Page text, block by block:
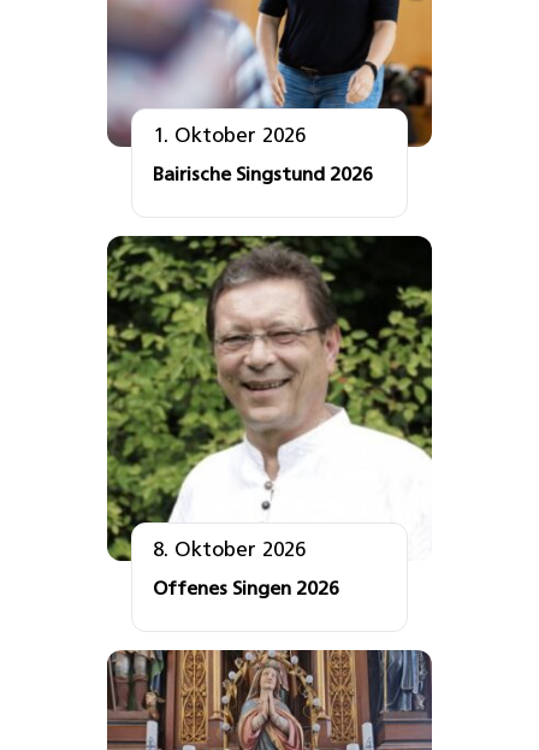
1. Oktober 2026
Bairische Singstund 2026
8. Oktober 2026
Offenes Singen 2026